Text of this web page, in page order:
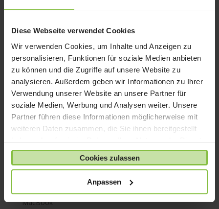
Diese Webseite verwendet Cookies
Wir verwenden Cookies, um Inhalte und Anzeigen zu
personalisieren, Funktionen für soziale Medien anbieten
zu können und die Zugriffe auf unsere Website zu
analysieren. Außerdem geben wir Informationen zu Ihrer
Verwendung unserer Website an unsere Partner für
soziale Medien, Werbung und Analysen weiter. Unsere
Partner führen diese Informationen möglicherweise mit
weiteren Daten zusammen, die Sie ihnen bereitgestellt
haben oder die sie im Rahmen Ihrer Nutzung der Dienste
gesammelt haben.
Cookies zulassen
Anpassen
iPhone 8
iPhone SE
iPod nano
iPod shuffle
iPod touch
Kabel & Adapter
Kopfhörer
LaCie Rugged
Lightning
Mac Pro
MacBook